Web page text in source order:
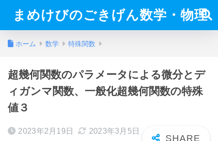
まめけびのごきげん数学・物理
ホーム 数学 特殊関数
超幾何関数のパラメータによる微分とデ
ィガンマ関数、一般化超幾何関数の特殊
値３
2023年2月19日 2023年3月5日